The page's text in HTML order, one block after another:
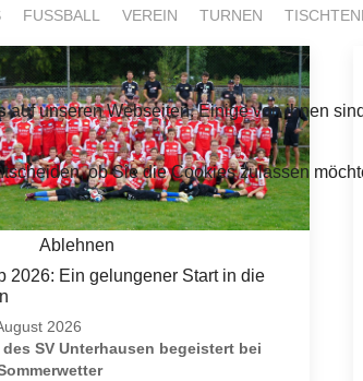
FUSSBALL VEREIN TURNEN
2026: Ein gelungener Start in die
2026
des SV Unterhausen begeistert bei
auf unseren Webseiten. Einige von ihnen
ob Sie die Cookies zulassen
Ablehnen